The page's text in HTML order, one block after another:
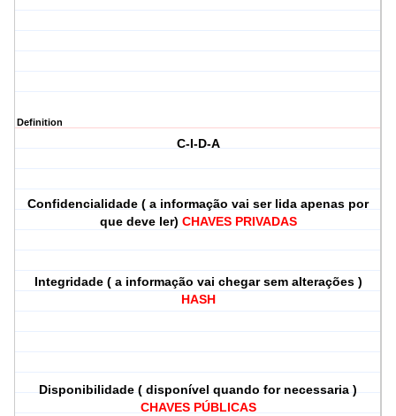
Definition
C-I-D-A
Confidencialidade ( a informação vai ser lida apenas por
que deve ler) CHAVES PRIVADAS
Integridade ( a informação vai chegar sem alterações )
HASH
Disponibilidade ( disponível quando for necessaria )
CHAVES PÚBLICAS